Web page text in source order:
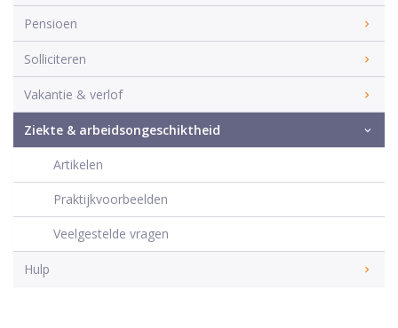
Pensioen
Solliciteren
Vakantie & verlof
Ziekte & arbeidsongeschiktheid
Artikelen
Praktijkvoorbeelden
Veelgestelde vragen
Hulp